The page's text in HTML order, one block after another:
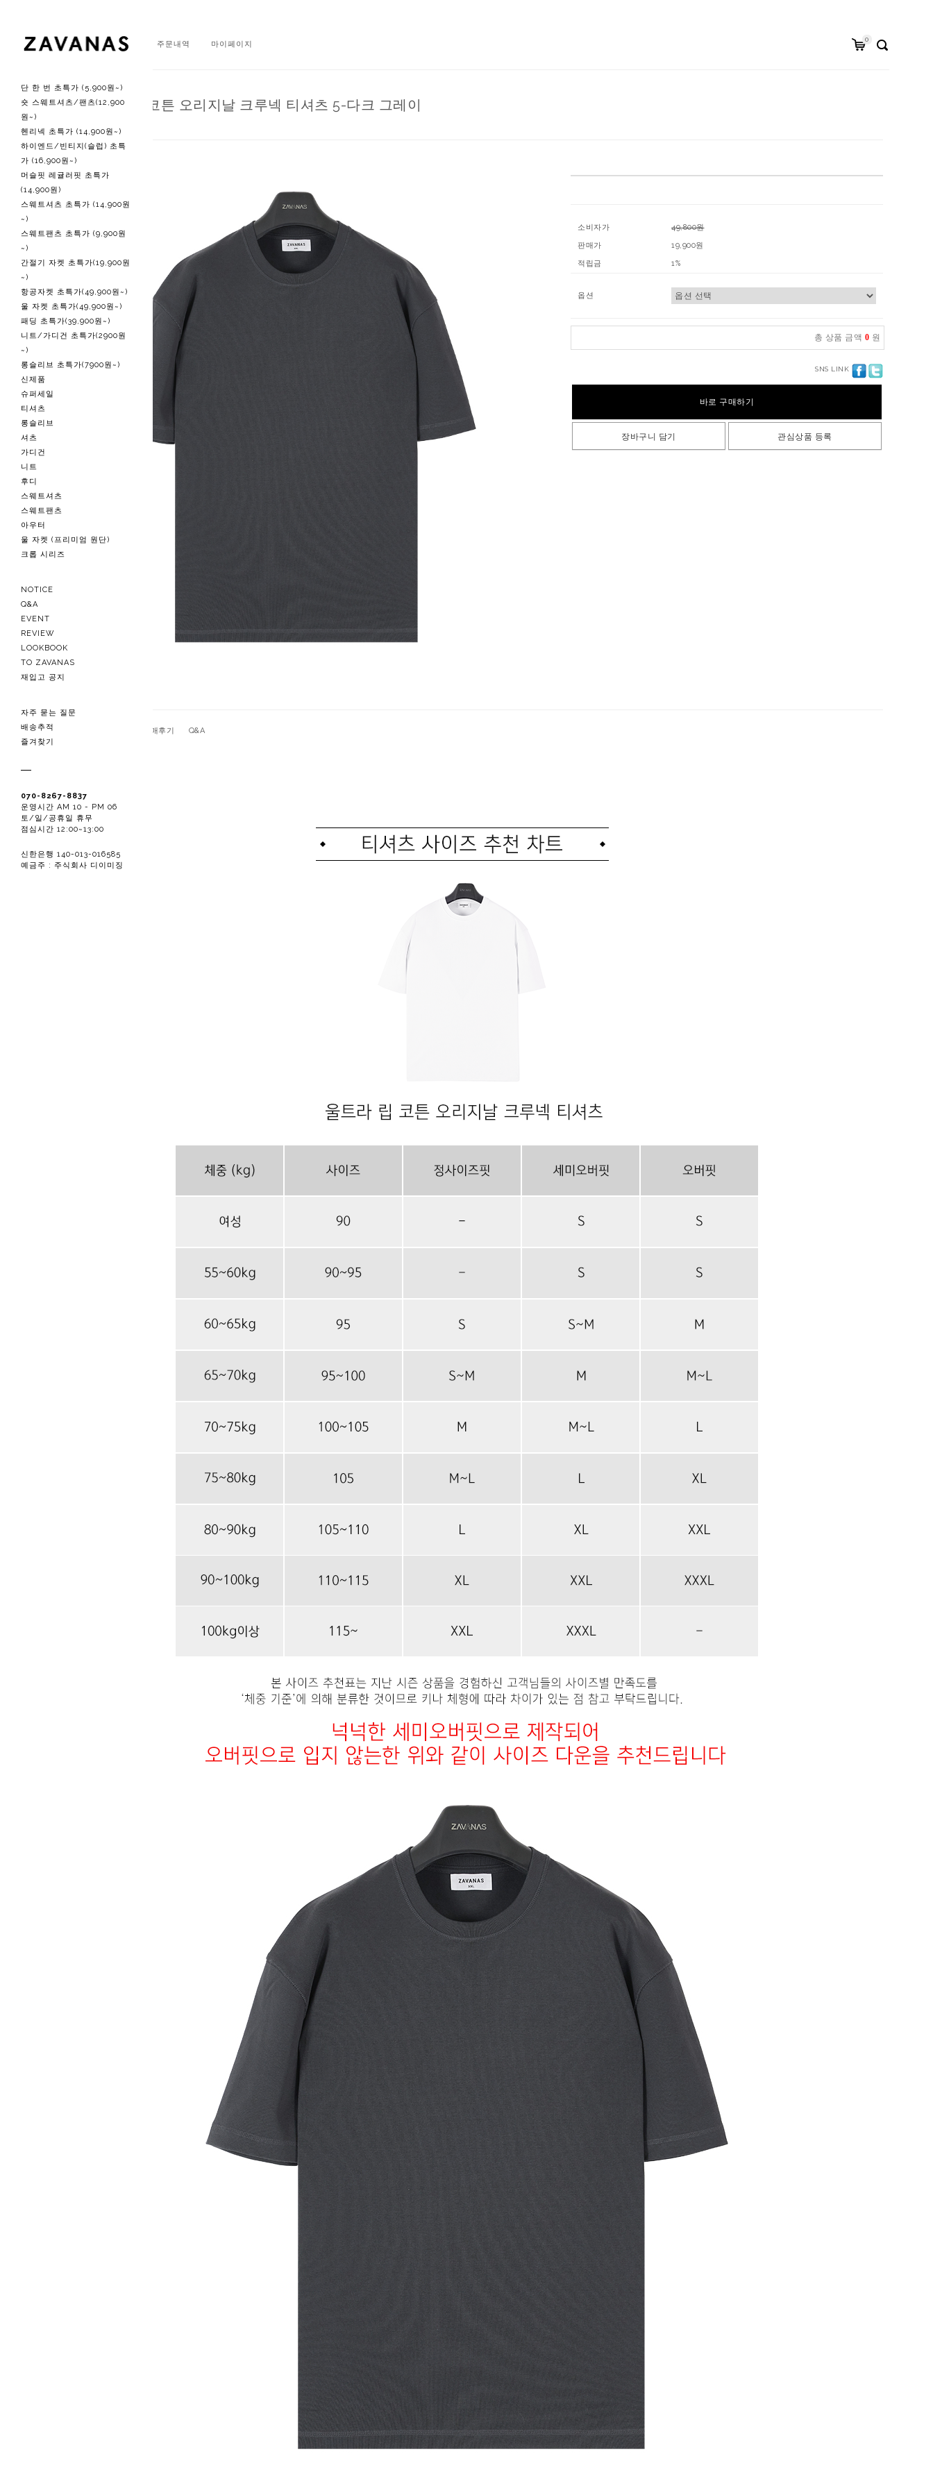
회원가입 로그인 주문내역 마이페이지
0
단 한 번 초특가 (5,900원~)
숏 스웨트셔츠/팬츠(12,900
원~)
헨리넥 초특가 (14,900원~)
하이엔드/빈티지(슬럽) 초특
가 (16,900원~)
머슬핏 레귤러핏 초특가
(14,900원)
스웨트셔츠 초특가 (14,900원
~)
스웨트팬츠 초특가 (9,900원
~)
간절기 자켓 초특가(19,900원
~)
항공자켓 초특가(49,900원~)
울 자켓 초특가(49,900원~)
패딩 초특가(39,900원~)
니트/가디건 초특가(2900원
~)
롱슬리브 초특가(7900원~)
신제품
슈퍼세일
티셔츠
롱슬리브
셔츠
가디건
니트
후디
스웨트셔츠
스웨트팬츠
아우터
울 자켓 (프리미엄 원단)
크롭 시리즈
NOTICE
Q&A
EVENT
REVIEW
LOOKBOOK
TO ZAVANAS
재입고 공지
자주 묻는 질문
배송추적
즐겨찾기
070-8267-8837
운영시간 AM 10 - PM 06
토/일/공휴일 휴무
점심시간 12:00~13:00
신한은행 140-013-016585
예금주 : 주식회사 디이미징
N 울트라 립 코튼 오리지날 크루넥 티셔츠 5-다크 그레이
소비자가
49,800원
판매가
19,900원
적립금
1%
옵션
총 상품 금액 0 원
SNS LINK
바로 구매하기
장바구니 담기 관심상품 등록
관련상품 구매후기 Q&A